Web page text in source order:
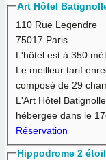
Art Hôtel
110 Rue Legendre
75017 Paris
L'hôtel est à 350
Le meilleur tarif
composé de 29
L'Art Hôtel
hébergee dans le
Réservation
Hippodrome 2